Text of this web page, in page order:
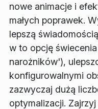
nowe animacje i
małych poprawek.
lepszą
w to opcję
narożników'),
konfigurowalnymi
zazwyczaj dużą
optymalizacji. Zajrzyj